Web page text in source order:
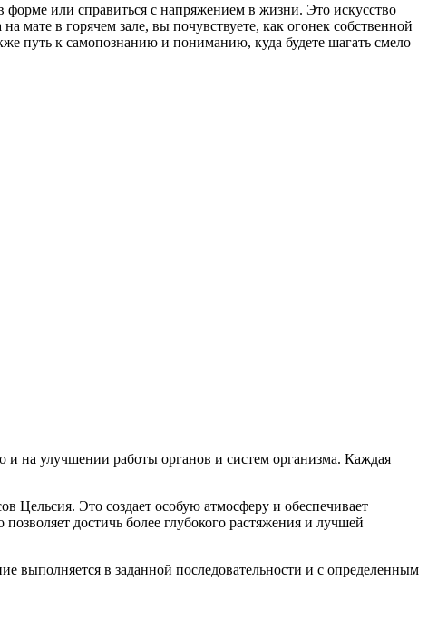
форме или справиться с напряжением в жизни. Это искусство
в горячем зале, вы почувствуете, как огонек собственной
путь к самопознанию и пониманию, куда будете шагать смело
и на улучшении работы органов и систем организма. Каждая
Цельсия. Это создает особую атмосферу и обеспечивает
достичь более глубокого растяжения и лучшей
выполняется в заданной последовательности и с определенным